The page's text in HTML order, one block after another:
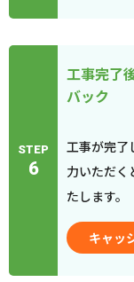
STEP
6
工事完了
バック
工事が完了
力いただく
たします。
キャッ